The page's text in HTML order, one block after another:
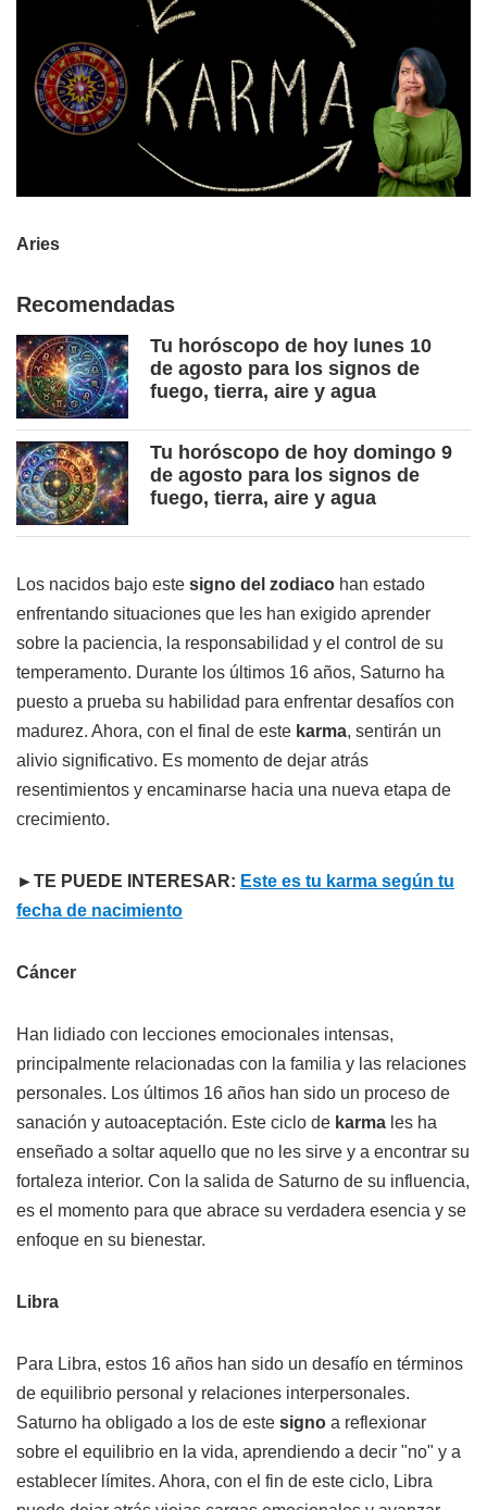
Aries
Recomendadas
Tu horóscopo de hoy lunes 10
de agosto para los signos de
fuego, tierra, aire y agua
Tu horóscopo de hoy domingo 9
de agosto para los signos de
fuego, tierra, aire y agua
Los nacidos bajo este signo del zodiaco han estado
enfrentando situaciones que les han exigido aprender
sobre la paciencia, la responsabilidad y el control de su
temperamento. Durante los últimos 16 años, Saturno ha
puesto a prueba su habilidad para enfrentar desafíos con
madurez. Ahora, con el final de este karma, sentirán un
alivio significativo. Es momento de dejar atrás
resentimientos y encaminarse hacia una nueva etapa de
crecimiento.
►TE PUEDE INTERESAR: Este es tu karma según tu
fecha de nacimiento
Cáncer
Han lidiado con lecciones emocionales intensas,
principalmente relacionadas con la familia y las relaciones
personales. Los últimos 16 años han sido un proceso de
sanación y autoaceptación. Este ciclo de karma les ha
enseñado a soltar aquello que no les sirve y a encontrar su
fortaleza interior. Con la salida de Saturno de su influencia,
es el momento para que abrace su verdadera esencia y se
enfoque en su bienestar.
Libra
Para Libra, estos 16 años han sido un desafío en términos
de equilibrio personal y relaciones interpersonales.
Saturno ha obligado a los de este signo a reflexionar
sobre el equilibrio en la vida, aprendiendo a decir "no" y a
establecer límites. Ahora, con el fin de este ciclo, Libra